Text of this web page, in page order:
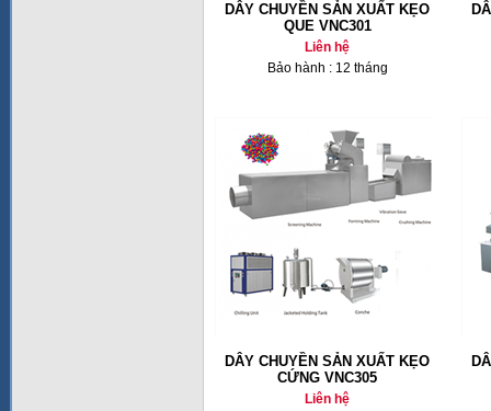
DÂY CHUYỀN SẢN XUẤT KẸO
QUE VNC301
Liên hệ
Bảo hành : 12 tháng
DÂY CHUYỀN SẢN XUẤT KẸO
CỨNG VNC305
Liên hệ